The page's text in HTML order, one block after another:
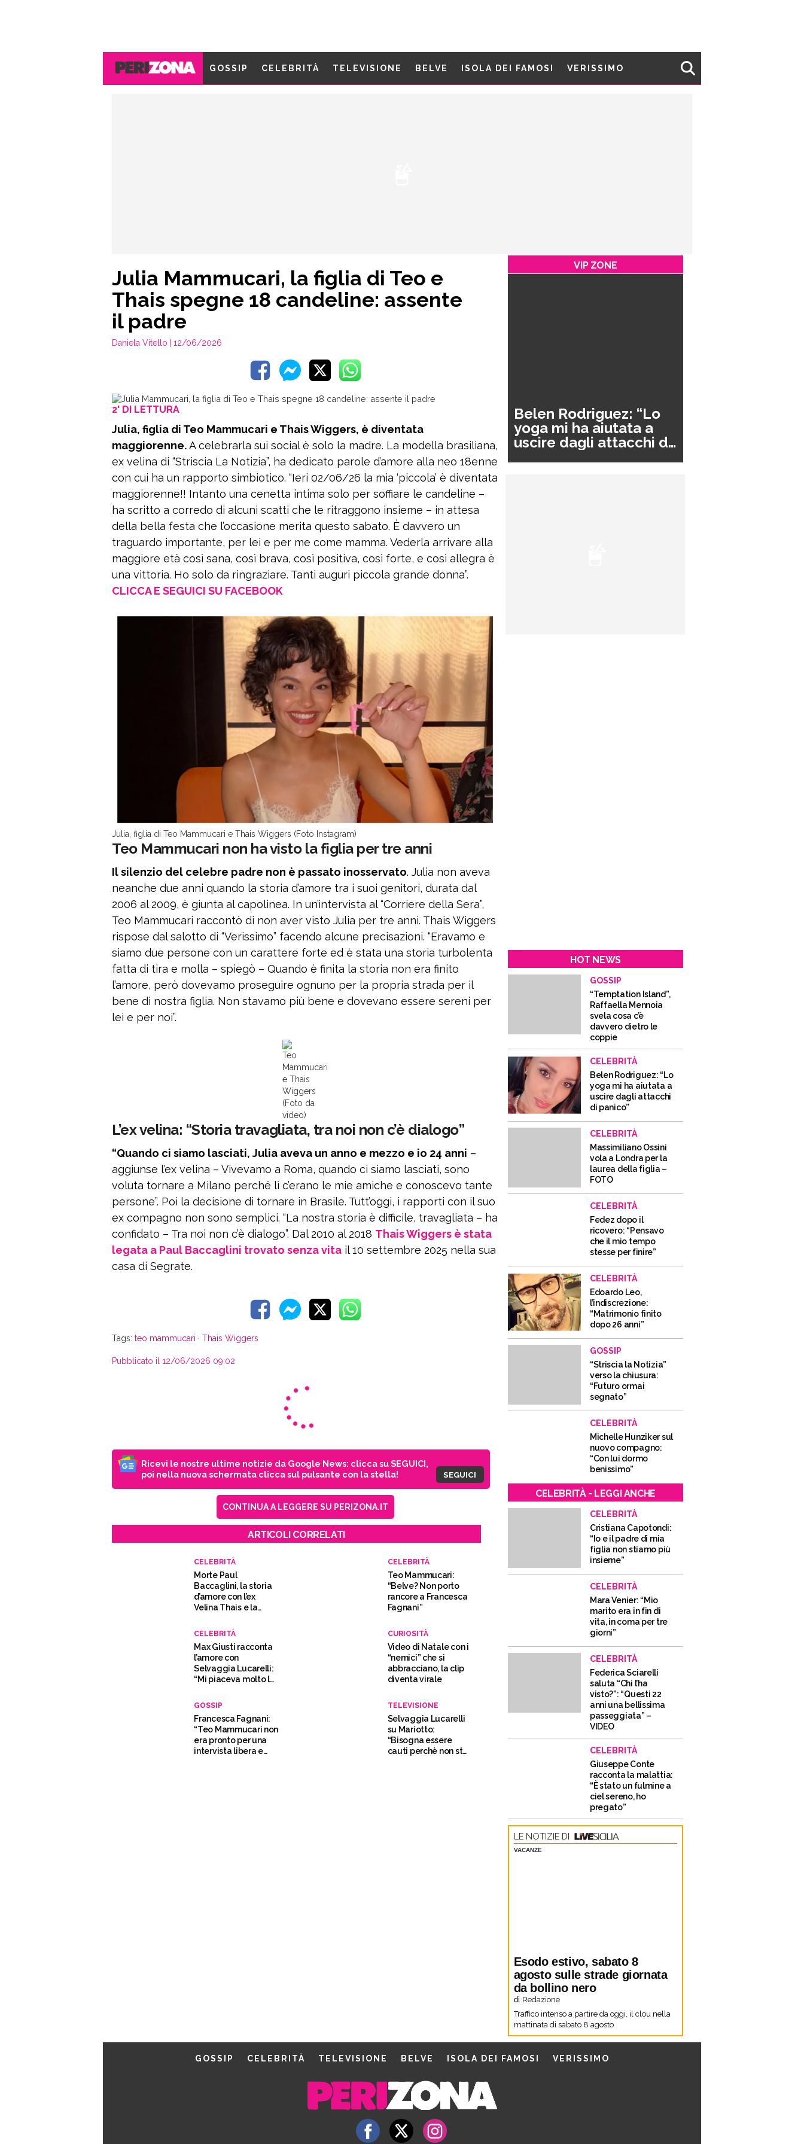
GOSSIP CELEBRITÀ TELEVISIONE BELVE ISOLA DEI FAMOSI VERISSIMO
Julia Mammucari, la figlia di Teo e
Thais spegne 18 candeline: assente
il padre
Daniela Vitello | 12/06/2026
2' DI LETTURA
Julia, figlia di Teo Mammucari e Thais Wiggers, è diventata
maggiorenne.A celebrarla sui social è solo la madre. La modella brasiliana,
ex velina di “Striscia La Notizia”, ha dedicato parole d’amore alla neo 18enne
con cui ha un rapporto simbiotico. “Ieri 02/06/26 la mia ‘piccola’ è diventata
maggiorenne!! Intanto una cenetta intima solo per soffiare le candeline –
ha scritto a corredo di alcuni scatti che le ritraggono insieme – in attesa
della bella festa che l’occasione merita questo sabato. È davvero un
traguardo importante, per lei e per me come mamma. Vederla arrivare alla
maggiore età così sana, così brava, così positiva, così forte, e così allegra è
una vittoria. Ho solo da ringraziare. Tanti auguri piccola grande donna”.
CLICCA E SEGUICI SU FACEBOOK
Julia, figlia di Teo Mammucari e Thais Wiggers (Foto Instagram)
Teo Mammucari non ha visto la figlia per tre anni
Il silenzio del celebre padre non è passato inosservato. Julia non aveva
neanche due anni quando la storia d’amore tra i suoi genitori, durata dal
2006 al 2009, è giunta al capolinea. In un’intervista al “Corriere della Sera”,
Teo Mammucari raccontò di non aver visto Julia per tre anni. Thais Wiggers
rispose dal salotto di “Verissimo” facendo alcune precisazioni. “Eravamo e
siamo due persone con un carattere forte ed è stata una storia turbolenta
fatta di tira e molla – spiegò – Quando è finita la storia non era finito
l’amore, però dovevamo proseguire ognuno per la propria strada per il
bene di nostra figlia. Non stavamo più bene e dovevano essere sereni per
lei e per noi”.
Teo
Mammucari
e Thais
Wiggers
(Foto da
video)
L’ex velina: “Storia travagliata, tra noi non c’è dialogo”
“Quando ci siamo lasciati, Julia aveva un anno e mezzo e io 24 anni –
aggiunse l’ex velina – Vivevamo a Roma, quando ci siamo lasciati, sono
voluta tornare a Milano perché lì c’erano le mie amiche e conoscevo tante
persone”. Poi la decisione di tornare in Brasile. Tutt’oggi, i rapporti con il suo
ex compagno non sono semplici. “La nostra storia è difficile, travagliata – ha
confidato – Tra noi non c’è dialogo”. Dal 2010 al 2018 Thais Wiggers è stata
legata a Paul Baccaglini trovato senza vita il 10 settembre 2025 nella sua
casa di Segrate.
Tags: teo mammucari · Thais Wiggers
Pubblicato il 12/06/2026 09:02
Ricevi le nostre ultime notizie da Google News: clicca su SEGUICI,
poi nella nuova schermata clicca sul pulsante con la stella!
SEGUICI
CONTINUA A LEGGERE SU PERIZONA.IT
ARTICOLI CORRELATI
CELEBRITÀ
Morte Paul
Baccaglini, la storia
d’amore con l’ex
Velina Thais e la
Brasile
CELEBRITÀ
Teo Mammucari:
“Belve? Non porto
rancore a Francesca
Fagnani”
CELEBRITÀ
Max Giusti racconta
l’amore con
Selvaggia Lucarelli:
“Mi piaceva molto la
CURIOSITÀ
Video di Natale con i
“nemici” che si
abbracciano, la clip
diventa virale
GOSSIP
Francesca Fagnani:
“Teo Mammucari non
era pronto per una
intervista libera e
TELEVISIONE
Selvaggia Lucarelli
su Mariotto:
“Bisogna essere
cauti perchè non sta
VIP ZONE
Belen Rodriguez: “Lo
yoga mi ha aiutata a
uscire dagli attacchi di
HOT NEWS
GOSSIP
“Temptation Island”,
Raffaella Mennoia
svela cosa c’è
davvero dietro le
coppie
CELEBRITÀ
Belen Rodriguez: “Lo
yoga mi ha aiutata a
uscire dagli attacchi
di panico”
CELEBRITÀ
Massimiliano Ossini
vola a Londra per la
laurea della figlia –
FOTO
CELEBRITÀ
Fedez dopo il
ricovero: “Pensavo
che il mio tempo
stesse per finire”
CELEBRITÀ
Edoardo Leo,
l’indiscrezione:
“Matrimonio finito
dopo 26 anni”
GOSSIP
“Striscia la Notizia”
verso la chiusura:
“Futuro ormai
segnato”
CELEBRITÀ
Michelle Hunziker sul
nuovo compagno:
“Con lui dormo
benissimo”
CELEBRITÀ - LEGGI ANCHE
CELEBRITÀ
Cristiana Capotondi:
“Io e il padre di mia
figlia non stiamo più
insieme”
CELEBRITÀ
Mara Venier: “Mio
marito era in fin di
vita, in coma per tre
giorni”
CELEBRITÀ
Federica Sciarelli
saluta “Chi l’ha
visto?”: “Questi 22
anni una bellissima
passeggiata” –
VIDEO
CELEBRITÀ
Giuseppe Conte
racconta la malattia:
“È stato un fulmine a
ciel sereno, ho
pregato”
LE NOTIZIE DI
VACANZE
Esodo estivo, sabato 8
agosto sulle strade giornata
da bollino nero
di Redazione
Traffico intenso a partire da oggi, il clou nella
mattinata di sabato 8 agosto
GOSSIP CELEBRITÀ TELEVISIONE BELVE ISOLA DEI FAMOSI VERISSIMO